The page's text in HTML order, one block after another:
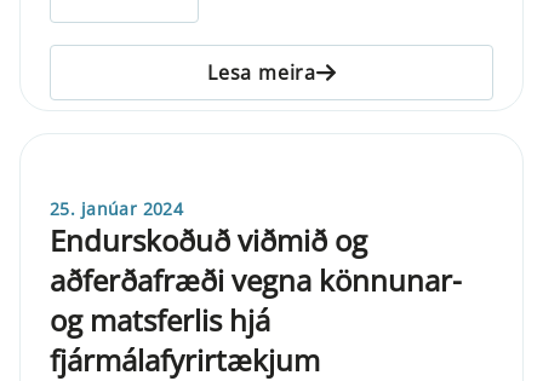
Lesa meira
25. janúar 2024
Endurskoðuð viðmið og
aðferðafræði vegna könnunar-
og matsferlis hjá
fjármálafyrirtækjum